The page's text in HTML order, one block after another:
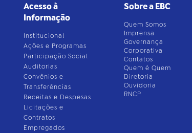
Acesso à
Informação
Institucional
Ações e Programas
Participação Social
Auditorias
Convênios e
Transferências
Receitas e Despesas
Licitações e
Contratos
Empregados
Sobre a EBC
Quem Somos
Imprensa
Governança
Corporativa
Contatos
Quem é Quem
Diretoria
Ouvidoria
RNCP